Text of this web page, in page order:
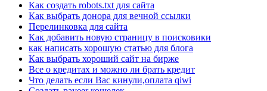
Как создать robots.txt для сайта
Как выбрать донора для вечной ссылки
Перелинковка для сайта
Как добавить новую страницу в поисковики
как написать хорошую статью для блога
Как выбрать хороший сайт на бирже
Все о кредитах и можно ли брать кредит
Что делать если Вас кинули,оплата qiwi